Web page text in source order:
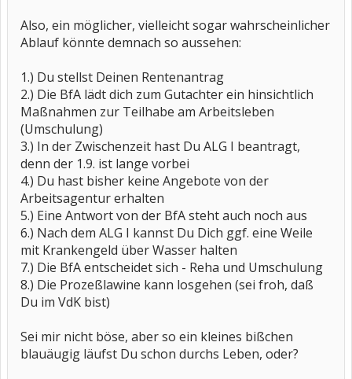
Also, ein möglicher, vielleicht sogar wahrscheinlicher
Ablauf könnte demnach so aussehen:
1.) Du stellst Deinen Rentenantrag
2.) Die BfA lädt dich zum Gutachter ein hinsichtlich
Maßnahmen zur Teilhabe am Arbeitsleben
(Umschulung)
3.) In der Zwischenzeit hast Du ALG I beantragt,
denn der 1.9. ist lange vorbei
4.) Du hast bisher keine Angebote von der
Arbeitsagentur erhalten
5.) Eine Antwort von der BfA steht auch noch aus
6.) Nach dem ALG I kannst Du Dich ggf. eine Weile
mit Krankengeld über Wasser halten
7.) Die BfA entscheidet sich - Reha und Umschulung
8.) Die Prozeßlawine kann losgehen (sei froh, daß
Du im VdK bist)
Sei mir nicht böse, aber so ein kleines bißchen
blauäugig läufst Du schon durchs Leben, oder?